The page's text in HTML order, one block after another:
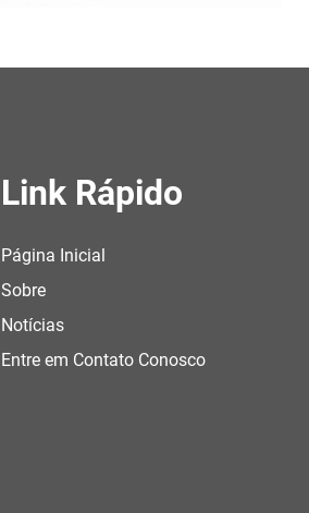
Link Rápido
Página Inicial
Sobre
Notícias
Entre em Contato Conosco